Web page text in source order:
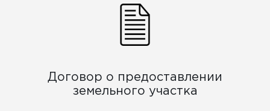
Договор о предоставлении
земельного участка